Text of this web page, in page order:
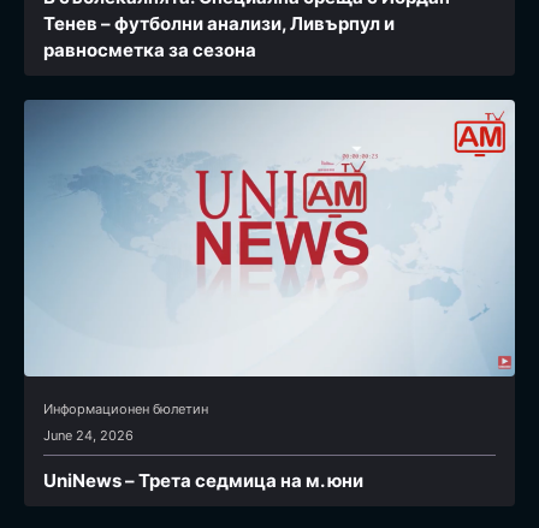
Тенев – футболни анализи, Ливърпул и
равносметка за сезона
Информационен бюлетин
June 24, 2026
UniNews – Трета седмица на м. юни